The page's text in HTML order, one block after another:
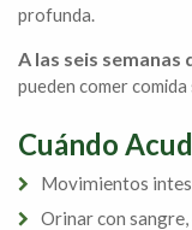
profunda.
A las seis semanas
pueden comer comida
Cuándo
Movimientos
Orinar con